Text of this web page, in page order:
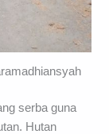
serba guna
Hutan